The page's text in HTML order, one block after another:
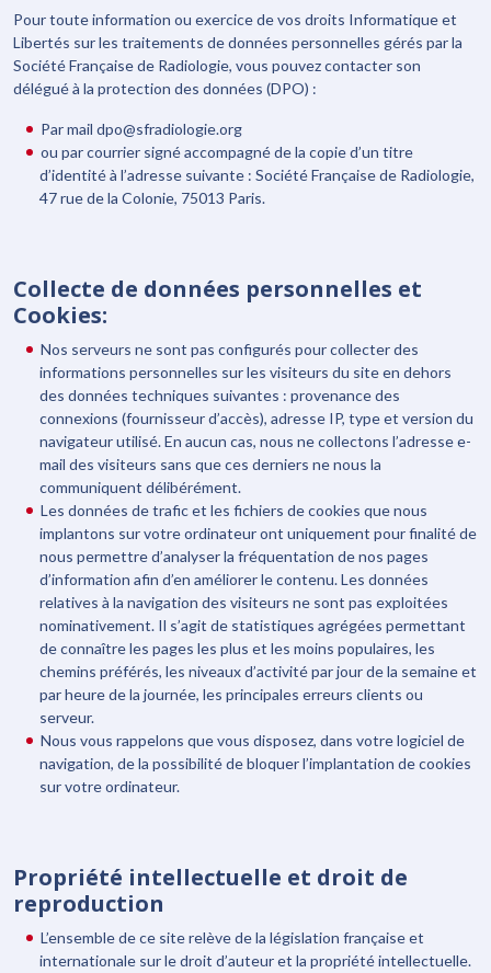
Pour toute information ou exercice de vos droits Informatique et
Libertés sur les traitements de données personnelles gérés par la
Société Française de Radiologie, vous pouvez contacter son
délégué à la protection des données (DPO) :
Par mail dpo@sfradiologie.org
ou par courrier signé accompagné de la copie d’un titre
d’identité à l’adresse suivante : Société Française de Radiologie,
47 rue de la Colonie, 75013 Paris.
Collecte de données personnelles et
Cookies:
Nos serveurs ne sont pas configurés pour collecter des
informations personnelles sur les visiteurs du site en dehors
des données techniques suivantes : provenance des
connexions (fournisseur d’accès), adresse IP, type et version du
navigateur utilisé. En aucun cas, nous ne collectons l’adresse e-
mail des visiteurs sans que ces derniers ne nous la
communiquent délibérément.
Les données de trafic et les fichiers de cookies que nous
implantons sur votre ordinateur ont uniquement pour finalité de
nous permettre d’analyser la fréquentation de nos pages
d’information afin d’en améliorer le contenu. Les données
relatives à la navigation des visiteurs ne sont pas exploitées
nominativement. Il s’agit de statistiques agrégées permettant
de connaître les pages les plus et les moins populaires, les
chemins préférés, les niveaux d’activité par jour de la semaine et
par heure de la journée, les principales erreurs clients ou
serveur.
Nous vous rappelons que vous disposez, dans votre logiciel de
navigation, de la possibilité de bloquer l’implantation de cookies
sur votre ordinateur.
Propriété intellectuelle et droit de
reproduction
L’ensemble de ce site relève de la législation française et
internationale sur le droit d’auteur et la propriété intellectuelle.